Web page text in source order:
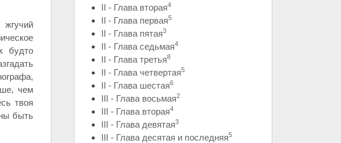
будто
чем
твоя
быть
II - Глава вторая4
II - Глава первая5
II - Глава пятая3
II - Глава седьмая4
II - Глава третья8
II - Глава четвертая5
II - Глава шестая6
III - Глава восьмая2
III - Глава вторая4
III - Глава девятая3
III - Глава десятая и последняя5